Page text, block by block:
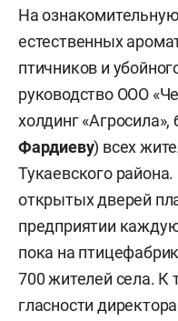
На
естественных
птичников и
руководство ООО
холдинг «Агросила»,
Фардиеву) всех
Тукаевского
открытых дверей
предприятии
пока на
700 жителей села. К
гласности